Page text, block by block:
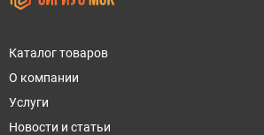
Каталог товаров
О компании
Услуги
Новости и статьи